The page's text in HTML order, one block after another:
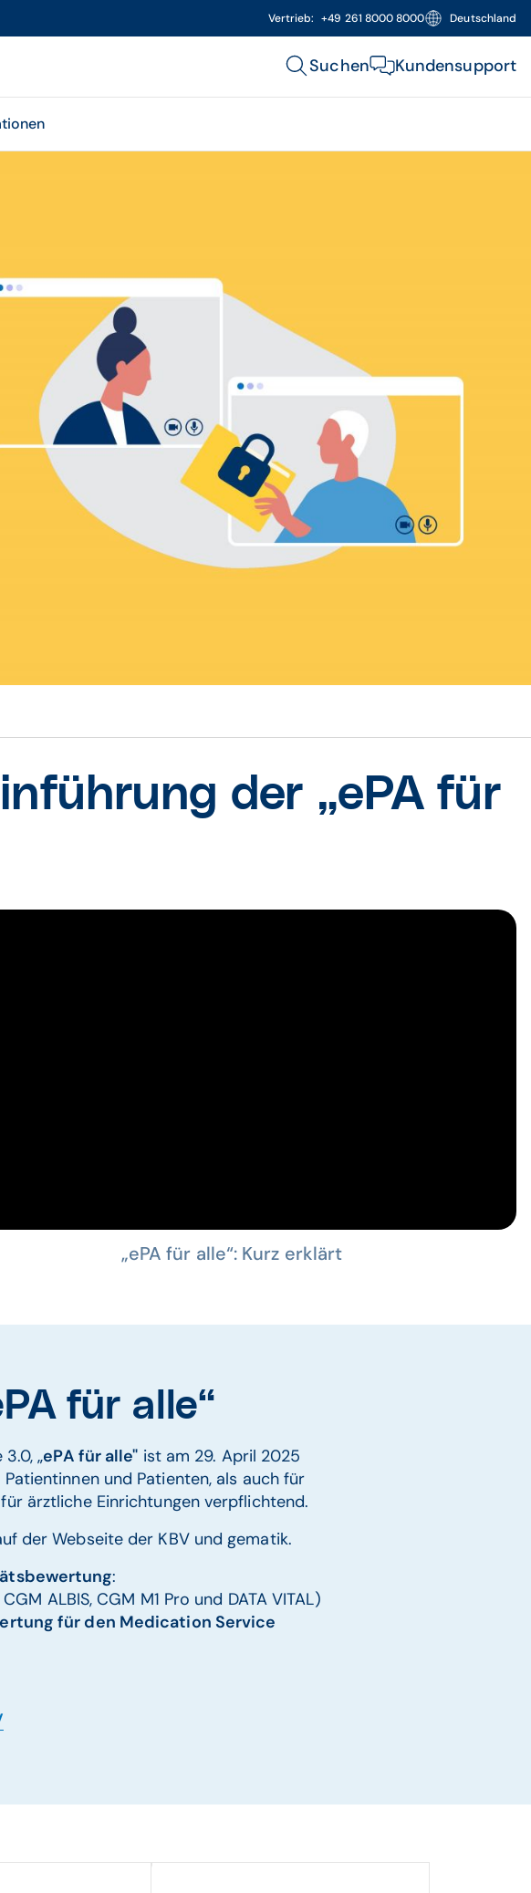
Vertrieb: +49 261 8000 8000 Deutschland
Suchen Kundensupport
der „ePA für
„ePA für alle“: Kurz erklärt
für alle“
„ePA für alle" ist am 29. April 2025
und Patienten, als auch für
ärztliche Einrichtungen verpflichtend.
der Webseite der KBV und gematik.
:
ALBIS, CGM M1 Pro und DATA VITAL)
für den Medication Service